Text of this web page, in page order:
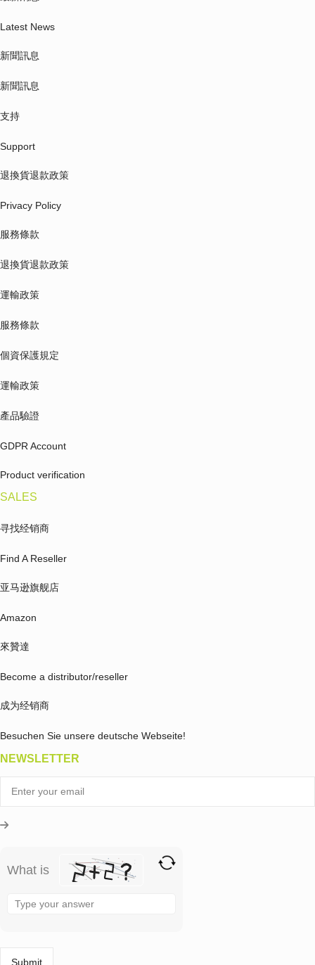
Latest News
新聞訊息
新聞訊息
支持
Support
退換貨退款政策
Privacy Policy
服務條款
退換貨退款政策
運輸政策
服務條款
個資保護規定
運輸政策
產品驗證
GDPR Account
Product verification
SALES
寻找经销商
Find A Reseller
亚马逊旗舰店
Amazon
來贊達
Become a distributor/reseller
成为经销商
Besuchen Sie unsere deutsche Webseite!
NEWSLETTER
What is
the
the